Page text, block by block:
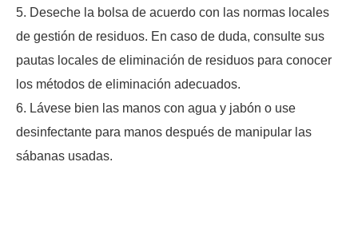
5. Deseche la bolsa de acuerdo con las normas locales
de gestión de residuos. En caso de duda, consulte sus
pautas locales de eliminación de residuos para conocer
los métodos de eliminación adecuados.
6. Lávese bien las manos con agua y jabón o use
desinfectante para manos después de manipular las
sábanas usadas.